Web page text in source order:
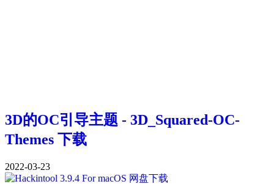
3D的OC引导主题 - 3D_Squared-OC-
Themes 下载
2022-03-23